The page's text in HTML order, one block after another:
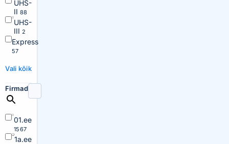
UHS-
II 88
UHS-
III 2
Express
57
Vali kõik
Firmad
01.ee
1567
1a.ee